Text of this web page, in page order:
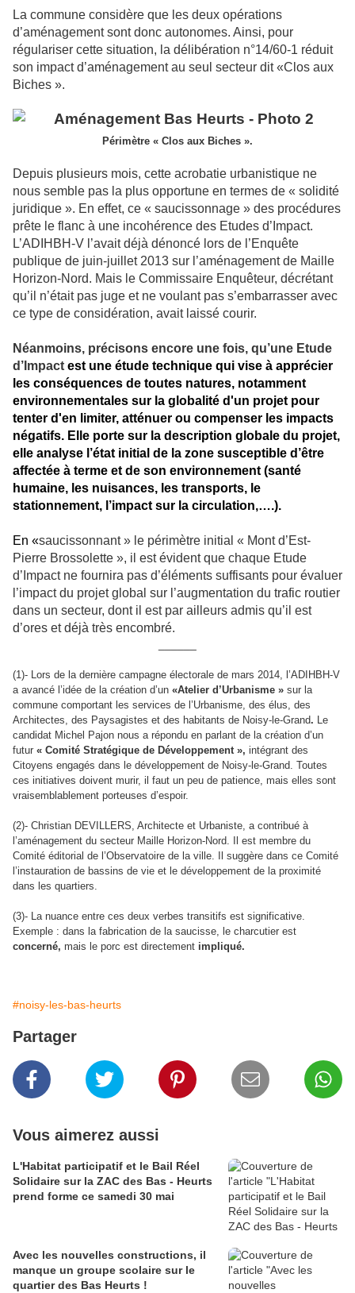
La commune considère que les deux opérations
d’aménagement sont donc autonomes. Ainsi, pour
régulariser cette situation, la délibération n°14/60-1 réduit
son impact d’aménagement au seul secteur dit «Clos aux
Biches ».
Périmètre « Clos aux Biches ».
Depuis plusieurs mois, cette acrobatie urbanistique ne
nous semble pas la plus opportune en termes de « solidité
juridique ». En effet, ce « saucissonnage » des procédures
prête le flanc à une incohérence des Etudes d’Impact.
L’ADIHBH-V l’avait déjà dénoncé lors de l’Enquête
publique de juin-juillet 2013 sur l’aménagement de Maille
Horizon-Nord. Mais le Commissaire Enquêteur, décrétant
qu’il n’était pas juge et ne voulant pas s’embarrasser avec
ce type de considération, avait laissé courir.
Néanmoins, précisons encore une fois, qu’une Etude
d’Impact est une étude technique qui vise à apprécier
les conséquences de toutes natures, notamment
environnementales sur la globalité d'un projet pour
tenter d'en limiter, atténuer ou compenser les impacts
négatifs. Elle porte sur la description globale du projet,
elle analyse l’état initial de la zone susceptible d’être
affectée à terme et de son environnement (santé
humaine, les nuisances, les transports, le
stationnement, l’impact sur la circulation,….).
En «saucissonnant » le périmètre initial « Mont d’Est-
Pierre Brossolette », il est évident que chaque Etude
d’Impact ne fournira pas d’éléments suffisants pour évaluer
l’impact du projet global sur l’augmentation du trafic routier
dans un secteur, dont il est par ailleurs admis qu’il est
d’ores et déjà très encombré.
(1)- Lors de la dernière campagne électorale de mars 2014, l’ADIHBH-V
a avancé l’idée de la création d’un «Atelier d’Urbanisme » sur la
commune comportant les services de l’Urbanisme, des élus, des
Architectes, des Paysagistes et des habitants de Noisy-le-Grand. Le
candidat Michel Pajon nous a répondu en parlant de la création d’un
futur « Comité Stratégique de Développement », intégrant des
Citoyens engagés dans le développement de Noisy-le-Grand. Toutes
ces initiatives doivent murir, il faut un peu de patience, mais elles sont
vraisemblablement porteuses d’espoir.
(2)- Christian DEVILLERS, Architecte et Urbaniste, a contribué à
l’aménagement du secteur Maille Horizon-Nord. Il est membre du
Comité éditorial de l’Observatoire de la ville. Il suggère dans ce Comité
l’instauration de bassins de vie et le développement de la proximité
dans les quartiers.
(3)- La nuance entre ces deux verbes transitifs est significative.
Exemple : dans la fabrication de la saucisse, le charcutier est
concerné, mais le porc est directement impliqué.
#noisy-les-bas-heurts
Partager
Vous aimerez aussi
L'Habitat participatif et le Bail Réel
Solidaire sur la ZAC des Bas - Heurts
prend forme ce samedi 30 mai
Avec les nouvelles constructions, il
manque un groupe scolaire sur le
quartier des Bas Heurts !